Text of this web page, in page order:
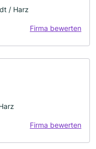
/ Harz
Firma bewerten
Firma bewerten